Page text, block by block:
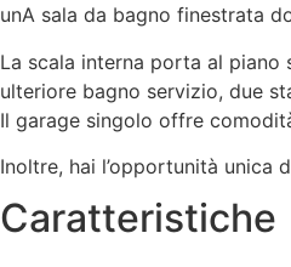
unA sala da bagno finestrata
La scala interna porta al
ulteriore bagno servizio, due
Il garage singolo offre
Inoltre, hai l’opportunità
Caratteristiche